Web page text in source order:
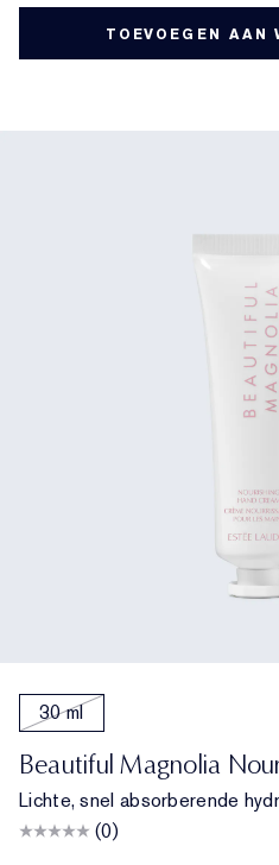
TOEVOEGEN AAN
30 ml
Beautiful Magnolia
Lichte, snel absorberende
(0)